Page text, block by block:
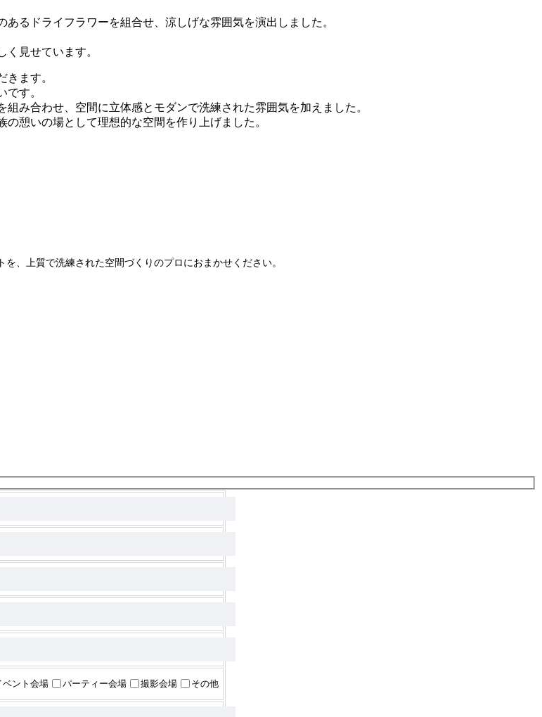
るドライフラワーを組合せ、涼しげな雰囲気を演出しました。
見せています。
ます。
す。
み合わせ、空間に立体感とモダンで洗練された雰囲気を加えました。
憩いの場として理想的な空間を作り上げました。
、上質で洗練された空間づくりのプロにおまかせください。
ベント会場 パーティー会場 撮影会場 その他